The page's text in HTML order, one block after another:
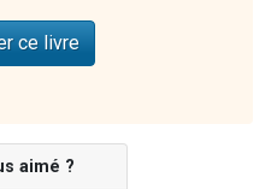
ce livre
aimé ?